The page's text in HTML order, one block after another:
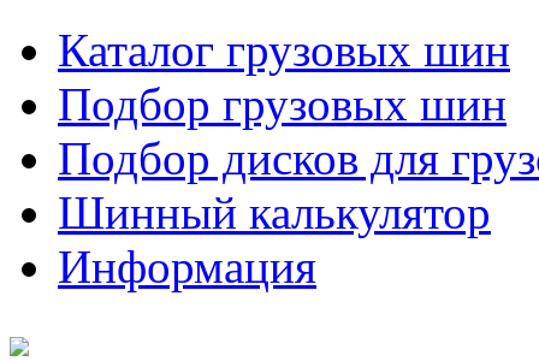
Каталог грузовых шин
Подбор грузовых шин
Подбор дисков для
Шинный калькулятор
Информация